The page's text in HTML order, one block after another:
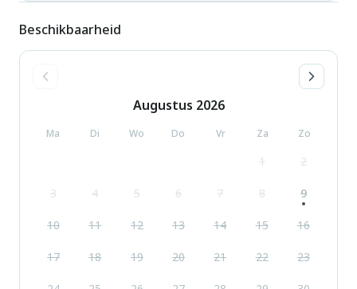
Beschikbaarheid
Augustus 2026
Ma Di Wo Do Vr Za Zo
1 2
3 4 5 6 7 8 9
10 11 12 13 14 15 16
17 18 19 20 21 22 23